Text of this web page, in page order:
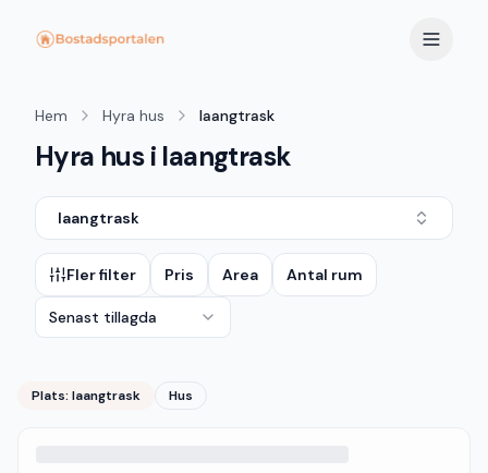
Hem Hyra hus laangtrask
Hyra hus i laangtrask
laangtrask
Fler filter Pris Area Antal rum
Senast tillagda
Plats: laangtrask Hus